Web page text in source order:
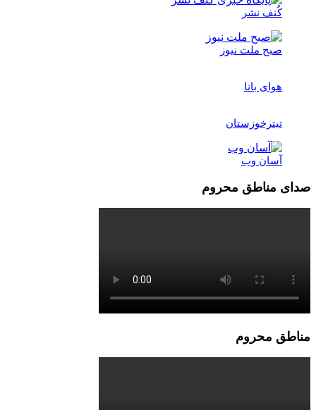
کُنف نشر
صبح ملت نیوز
هوای بانا
تیترخوزستان
آسان وب
صدای مناطق محروم
مناطق محروم